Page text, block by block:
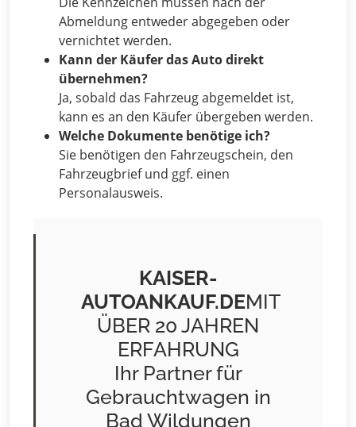
Abmeldung entweder abgegeben oder
vernichtet werden.
Kann der Käufer das Auto direkt
übernehmen?
Ja, sobald das Fahrzeug abgemeldet ist,
kann es an den Käufer übergeben werden.
Welche Dokumente benötige ich?
Sie benötigen den Fahrzeugschein, den
Fahrzeugbrief und ggf. einen
Personalausweis.
KAISER-
AUTOANKAUF.DEMIT
ÜBER 20 JAHREN
ERFAHRUNG
Ihr Partner für
Gebrauchtwagen in
Bad Wildungen